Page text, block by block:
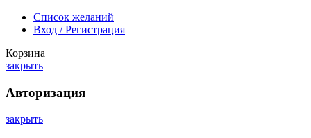
Список желаний
Вход / Регистрация
Корзина
закрыть
Авторизация
закрыть